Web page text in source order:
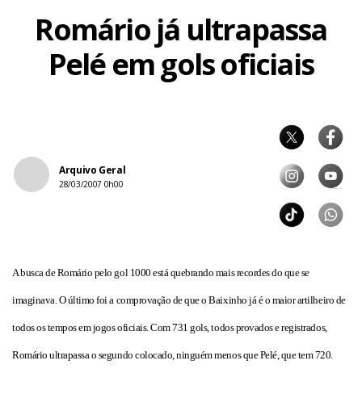
Romário já ultrapassa
Pelé em gols oficiais
Arquivo Geral
28/03/2007 0h00
A busca de Romário pelo gol 1000 está quebrando mais recordes do que se
imaginava. O último foi a comprovação de que o Baixinho já é o maior artilheiro de
todos os tempos em jogos oficiais. Com 731 gols, todos provados e registrados,
Romário ultrapassa o segundo colocado, ninguém menos que Pelé, que tem 720.